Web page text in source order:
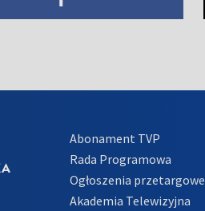
Abonament TVP
Rada Programowa
Ogłoszenia przetargowe
Akademia Telewizyjna